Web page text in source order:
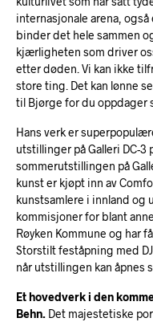
internasjonale arena,
binder det hele sammen
kjærligheten som driver
etter døden. Vi kan ikke
store ting. Det kan lønne
til Bjørge for du oppdager
Hans verk er
utstillinger på Galleri DC-3
sommerutstillingen på
kunst er kjøpt inn av
kunstsamlere i innland og
kommisjoner for blant
Røyken Kommune og har
Storstilt feståpning med
når utstillingen kan åpnes
Et hovedverk i den
Behn. Det majestetiske